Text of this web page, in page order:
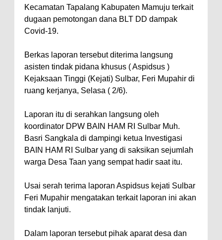
Kecamatan Tapalang Kabupaten Mamuju terkait
dugaan pemotongan dana BLT DD dampak
Covid-19.
Berkas laporan tersebut diterima langsung
asisten tindak pidana khusus ( Aspidsus )
Kejaksaan Tinggi (Kejati) Sulbar, Feri Mupahir di
ruang kerjanya, Selasa ( 2/6).
Laporan itu di serahkan langsung oleh
koordinator DPW BAIN HAM RI Sulbar Muh.
Basri Sangkala di dampingi ketua Investigasi
BAIN HAM RI Sulbar yang di saksikan sejumlah
warga Desa Taan yang sempat hadir saat itu.
Usai serah terima laporan Aspidsus kejati Sulbar
Feri Mupahir mengatakan terkait laporan ini akan
tindak lanjuti.
Dalam laporan tersebut pihak aparat desa dan